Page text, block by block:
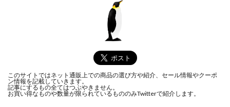
このサイトではネット通販上での商品の選び方や紹介、セール情報やクーポ
ン情報を記載していきます。
記事にするもの全てはつぶやきません。
お買い得なものや数量が限られているもののみTwitterで紹介します。